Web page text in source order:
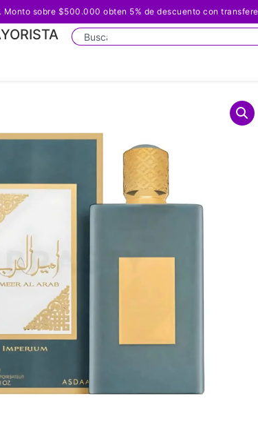
sobre $500.000 obten 5% de descuento con